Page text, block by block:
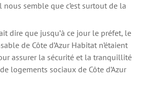
nous semble que c’est surtout de la
dire que jusqu’à ce jour le préfet, le
de Côte d’Azur Habitat n’étaient
assurer la sécurité et la tranquillité
logements sociaux de Côte d’Azur